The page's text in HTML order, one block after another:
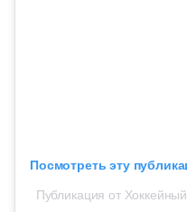
Посмотреть эту
Публикация от